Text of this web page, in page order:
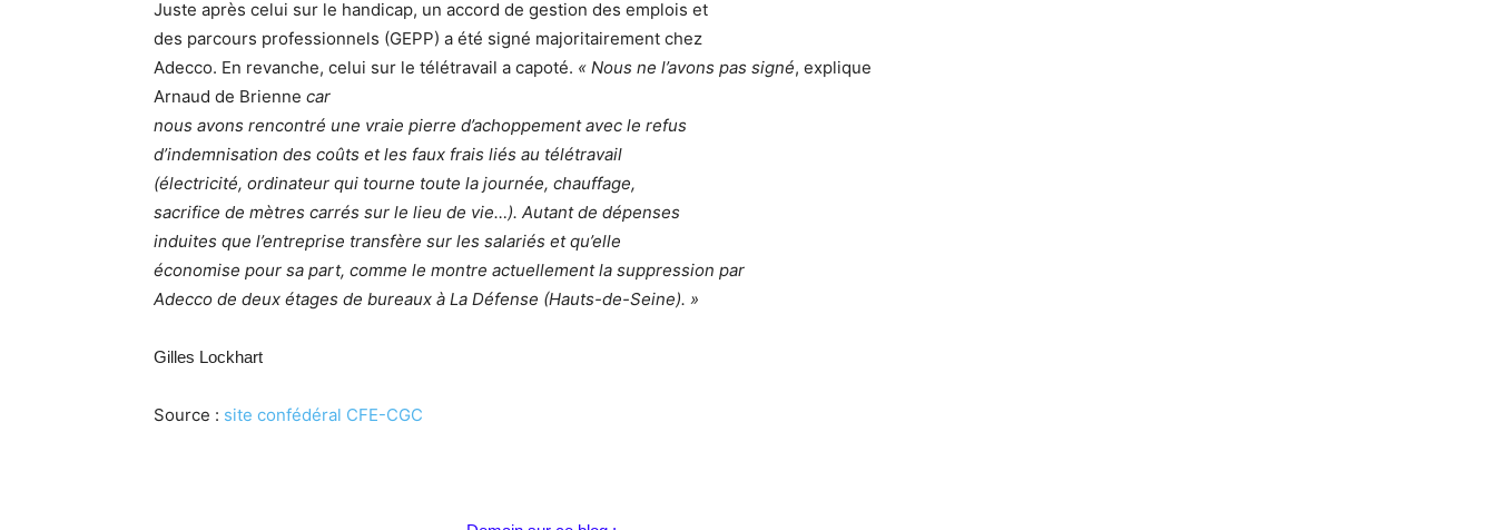
Juste après celui sur le handicap, un accord de gestion des emplois et
des parcours professionnels (GEPP) a été signé majoritairement chez
Adecco. En revanche, celui sur le télétravail a capoté. « Nous ne l’avons pas signé, explique
Arnaud de Brienne car
nous avons rencontré une vraie pierre d’achoppement avec le refus
d’indemnisation des coûts et les faux frais liés au télétravail
(électricité, ordinateur qui tourne toute la journée, chauffage,
sacrifice de mètres carrés sur le lieu de vie…). Autant de dépenses
induites que l’entreprise transfère sur les salariés et qu’elle
économise pour sa part, comme le montre actuellement la suppression par
Adecco de deux étages de bureaux à La Défense (Hauts-de-Seine). »
Gilles Lockhart
Source : site confédéral CFE-CGC